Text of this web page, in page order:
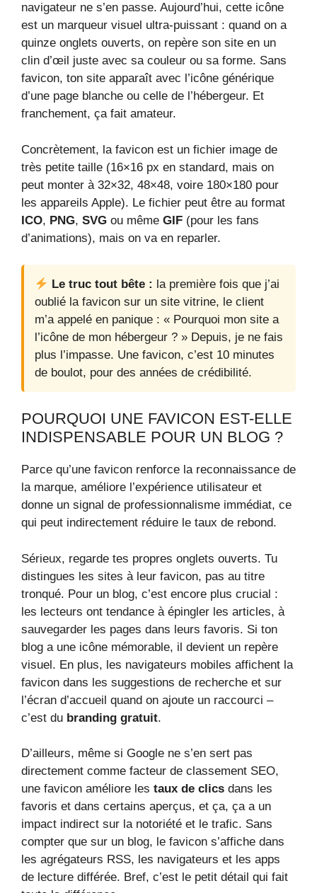
navigateur ne s’en passe. Aujourd’hui, cette icône
est un marqueur visuel ultra-puissant : quand on a
quinze onglets ouverts, on repère son site en un
clin d’œil juste avec sa couleur ou sa forme. Sans
favicon, ton site apparaît avec l’icône générique
d’une page blanche ou celle de l’hébergeur. Et
franchement, ça fait amateur.
Concrètement, la favicon est un fichier image de
très petite taille (16×16 px en standard, mais on
peut monter à 32×32, 48×48, voire 180×180 pour
les appareils Apple). Le fichier peut être au format
ICO, PNG, SVG ou même GIF (pour les fans
d’animations), mais on va en reparler.
Le truc tout bête : la première fois que j’ai
oublié la favicon sur un site vitrine, le client
m’a appelé en panique : « Pourquoi mon site a
l’icône de mon hébergeur ? » Depuis, je ne fais
plus l’impasse. Une favicon, c’est 10 minutes
de boulot, pour des années de crédibilité.
POURQUOI UNE FAVICON EST-ELLE
INDISPENSABLE POUR UN BLOG ?
Parce qu’une favicon renforce la reconnaissance de
la marque, améliore l’expérience utilisateur et
donne un signal de professionnalisme immédiat, ce
qui peut indirectement réduire le taux de rebond.
Sérieux, regarde tes propres onglets ouverts. Tu
distingues les sites à leur favicon, pas au titre
tronqué. Pour un blog, c’est encore plus crucial :
les lecteurs ont tendance à épingler les articles, à
sauvegarder les pages dans leurs favoris. Si ton
blog a une icône mémorable, il devient un repère
visuel. En plus, les navigateurs mobiles affichent la
favicon dans les suggestions de recherche et sur
l’écran d’accueil quand on ajoute un raccourci –
c’est du branding gratuit.
D’ailleurs, même si Google ne s’en sert pas
directement comme facteur de classement SEO,
une favicon améliore les taux de clics dans les
favoris et dans certains aperçus, et ça, ça a un
impact indirect sur la notoriété et le trafic. Sans
compter que sur un blog, le favicon s’affiche dans
les agrégateurs RSS, les navigateurs et les apps
de lecture différée. Bref, c’est le petit détail qui fait